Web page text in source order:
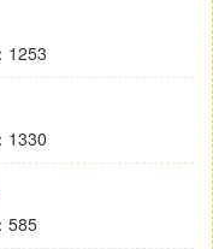
1253
1330
585